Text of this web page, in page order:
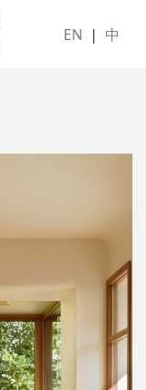
EN | 中